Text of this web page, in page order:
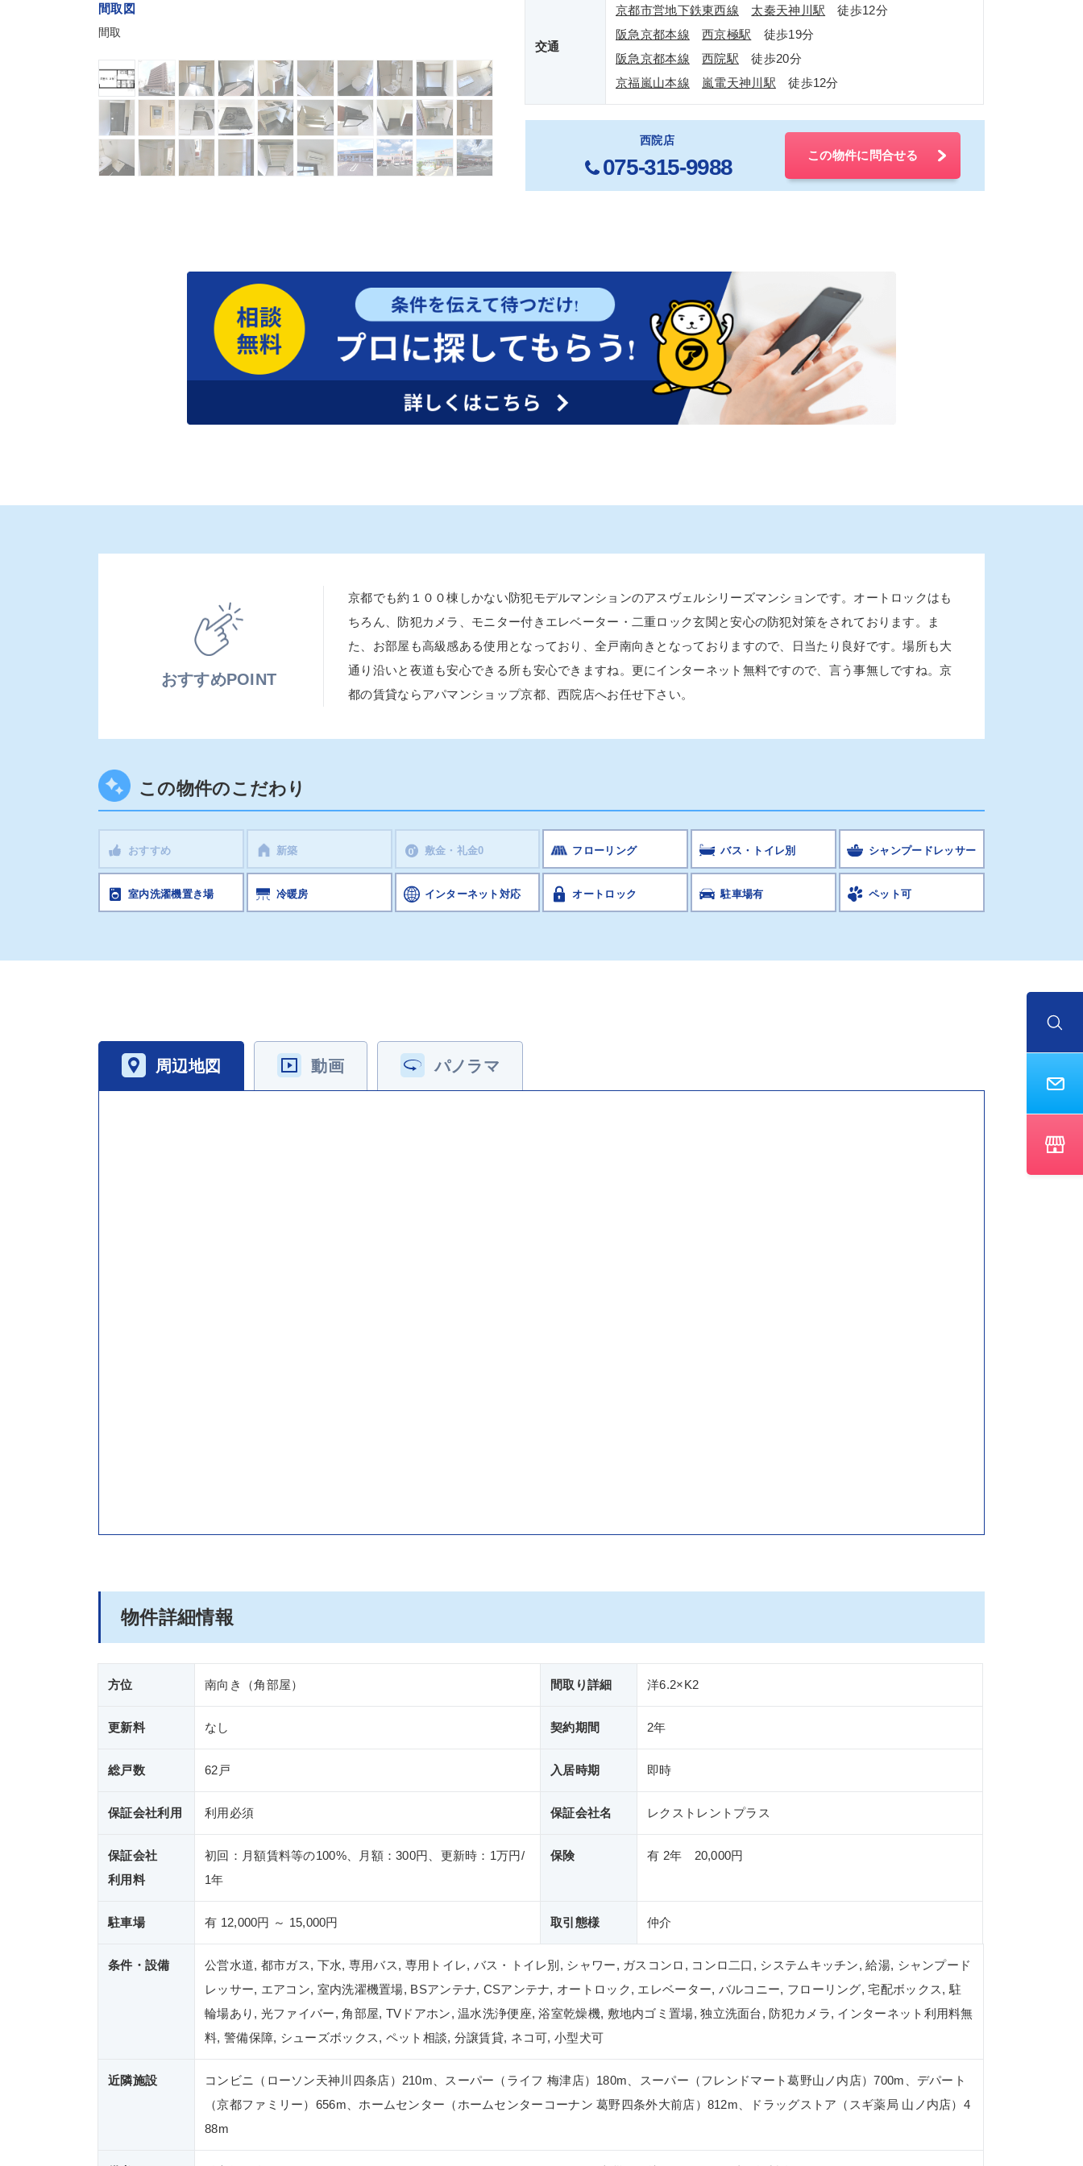
間取図
間取
交通
京都市営地下鉄東西線 太秦天神川駅 徒歩12分
阪急京都本線
西京極駅 徒歩19分
阪急京都本線
西院駅 徒歩20分
京福嵐山本線
嵐電天神川駅 徒歩12分
西院店
075-315-9988 この物件に問合せる
おすすめPOINT
京都でも約１００棟しかない防犯モデルマンションのアスヴェルシリーズマンションです。オートロックはも
ちろん、防犯カメラ、モニター付きエレベーター・二重ロック玄関と安心の防犯対策をされております。ま
た、お部屋も高級感ある使用となっており、全戸南向きとなっておりますので、日当たり良好です。場所も大
通り沿いと夜道も安心できる所も安心できますね。更にインターネット無料ですので、言う事無しですね。京
都の賃貸ならアパマンショップ京都、西院店へお任せ下さい。
この物件のこだわり
おすすめ 新築 敷金・礼金0 フローリング バス・トイレ別 シャンプードレッサー
室内洗濯機置き場 冷暖房 インターネット対応 オートロック 駐車場有 ペット可
周辺地図 動画 パノラマ
物件詳細情報
方位 南向き（角部屋） 間取り詳細 洋6.2×K2
更新料 なし 契約期間 2年
総戸数 62戸 入居時期 即時
保証会社利用 利用必須 保証会社名 レクストレントプラス
保証会社
利用料
初回：月額賃料等の100%、月額：300円、更新時：1万円/
1年
保険 有 2年 20,000円
駐車場 有 12,000円 ～ 15,000円 取引態様 仲介
条件・設備
公営水道, 都市ガス, 下水, 専用バス, 専用トイレ, バス・トイレ別, シャワー, ガスコンロ, コンロ二口, システムキッチン, 給湯, シャンプード
レッサー, エアコン, 室内洗濯機置場, BSアンテナ, CSアンテナ, オートロック, エレベーター, バルコニー, フローリング, 宅配ボックス, 駐
輪場あり, 光ファイバー, 角部屋, TVドアホン, 温水洗浄便座, 浴室乾燥機, 敷地内ゴミ置場, 独立洗面台, 防犯カメラ, インターネット利用料無
料, 警備保障, シューズボックス, ペット相談, 分譲賃貸, ネコ可, 小型犬可
近隣施設
コンビニ（ローソン天神川四条店）210m、スーパー（ライフ 梅津店）180m、スーパー（フレンドマート葛野山ノ内店）700m、デパート
（京都ファミリー）656m、ホームセンター（ホームセンターコーナン 葛野四条外大前店）812m、ドラッグストア（スギ薬局 山ノ内店）4
88m